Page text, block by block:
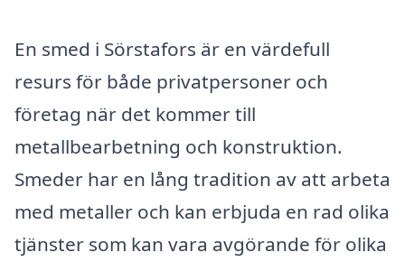
En smed i Sörstafors är en värdefull
resurs för både privatpersoner och
företag när det kommer till
metallbearbetning och konstruktion.
Smeder har en lång tradition av att arbeta
med metaller och kan erbjuda en rad olika
tjänster som kan vara avgörande för olika